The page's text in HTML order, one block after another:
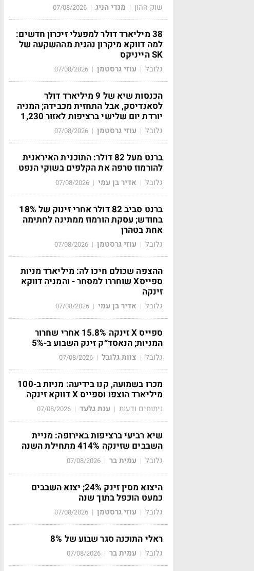
שוק ההון | מנדי הניג |
07/08/2026
38 מיליארד דולר למפעלי זיכרון חדשים:
למה דווקא מיקרון נהנית מההשקעה של
SK הייניקס
גלובל | עוזי גרסטמן |
07/08/2026
הכנסות שיא של 9 מיליארד דולר
לסאנדיסק, אבל התחזית מכבידה; המניה
יורדת יום שלישי ברציפות לאזור 1,230
גלובל | עוזי גרסטמן |
07/08/2026
ברנט מעל 82 דולר: התוכנית האיראנית
להורמוז טרפה את הקלפים בשוקי הנפט
גלובל | אדיר בן עמי |
07/08/2026
ברנט סביב 82 דולר אחרי זינוק של 18%
בחודש; עסקת הורמוז ממתינה לחתימה
אחת בטהרן
גלובל | עוזי גרסטמן |
07/08/2026
ההצפה שכולם חיכו לה: מיליארד מניות
ספייסX שוחררו למסחר - והמניה דווקא
זינקה
גלובל | אדיר בן עמי |
07/08/2026
ספייס X זינקה 15.8% אחרי שחרור
המניות; הנאסד״ק זינק השבוע ב-5%
גלובל | צוות גלובל |
07/08/2026
מכרו בשמועה, קנו בידיעה: מניות ב-100
מיליארד הוצפו וספייס X דווקא זינקה
ניתוחים ודעות | ענת גלעד |
07/08/2026
שיא רביעי ברציפות באירופה: מניית
השבבים שזינקה 414% מתחילת השנה
גלובל | עמית בר |
07/08/2026
היצוא מסין זינק 24%; יצוא השבבים
כמעט הוכפל בתוך שנה
גלובל | עוזי גרסטמן |
07/08/2026
ראלי התוכנה סגר שבוע של 8%
גלובל | עמית בר |
07/08/2026